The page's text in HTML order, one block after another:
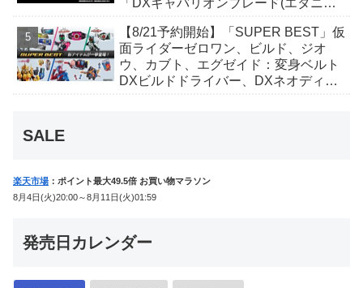
か豪華特典付き！
【8/21予約開始】「SUPER BEST」仮
面ライダーゼロワン、ビルド、ジオ
ウ、カブト、エグゼイド：変身ベルト
DXビルドドライバー、DXネオディケ
SALE
楽天市場 ：ポイント最大49.5倍 お買い物マラソン
8月4日(火)20:00～8月11日(火)01:59
発売日カレンダー